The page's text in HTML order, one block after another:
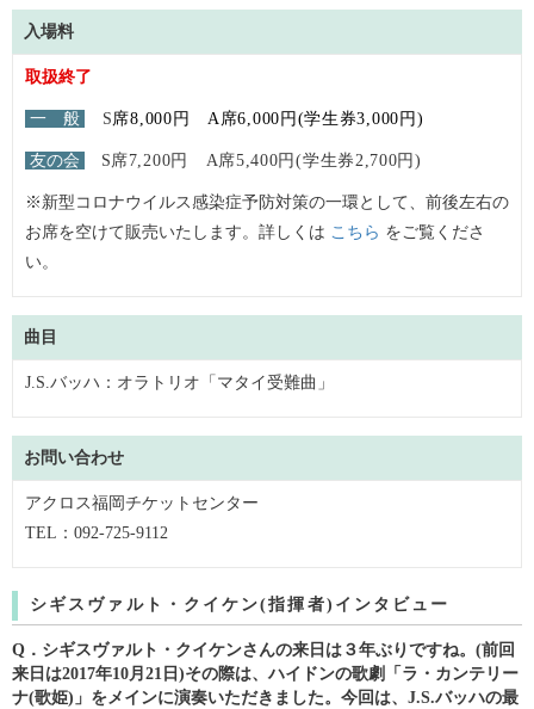
入場料
取扱終了
一 般 S席8,000円 A席6,000円(学生券3,000円)
友の会 S席7,200円 A席5,400円(学生券2,700円)
※新型コロナウイルス感染症予防対策の一環として、前後左右の
お席を空けて販売いたします。詳しくは こちら をご覧くださ
い。
曲目
J.S.バッハ：オラトリオ「マタイ受難曲」
お問い合わせ
アクロス福岡チケットセンター
TEL：092-725-9112
シギスヴァルト・クイケン(指揮者)インタビュー
Q． シギスヴァルト・クイケンさんの来日は３年ぶりですね。(前回
来日は2017年10月 21 日)その際は、ハイ ドンの歌劇「ラ・カンテ リー
ナ(歌姫)」をメインに演奏いただきました。今回は、J.S.バッハの最